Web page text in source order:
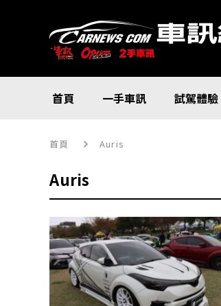
首頁 一手車訊 試駕體驗
首頁 Auris
Auris